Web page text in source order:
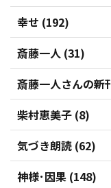
幸せ (192)
斎藤一人 (31)
斎藤一人さんの新
柴村恵美子 (8)
気づき朗読 (62)
神様･因果 (148)